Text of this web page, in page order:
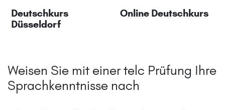
Deutschkurs
Düsseldorf
Online Deutschkurs
Weisen Sie mit einer telc Prüfung Ihre
Sprachkenntnisse nach